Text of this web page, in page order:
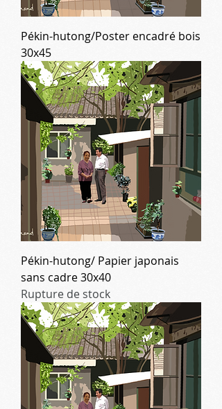
Pékin-hutong/Poster encadré bois
30x45
Pékin-hutong/ Papier japonais
sans cadre 30x40
Rupture de stock